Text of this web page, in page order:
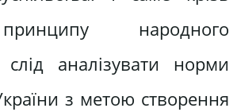
народного
слід аналізувати норми
з метою створення